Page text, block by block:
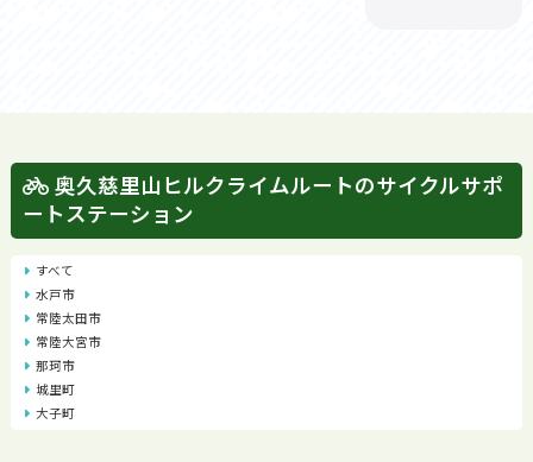
奥久慈里山ヒルクライムルートのサイクルサポ
ートステーション
すべて
水戸市
常陸太田市
常陸大宮市
那珂市
城里町
大子町